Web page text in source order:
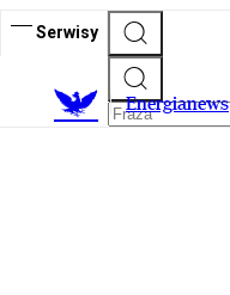
Serwisy
Energianews